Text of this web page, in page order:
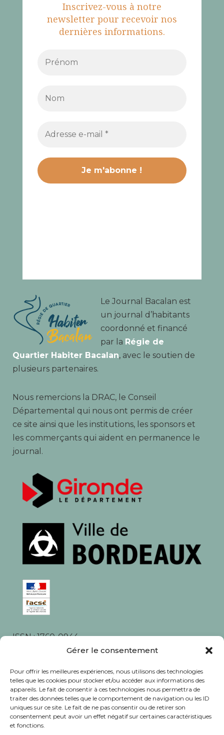
Gérer le consentement
Pour offrir les meilleures expériences, nous utilisons des technologies
telles que les cookies pour stocker et/ou accéder aux informations des
appareils. Le fait de consentir à ces technologies nous permettra de
traiter des données telles que le comportement de navigation ou les ID
uniques sur ce site. Le fait de ne pas consentir ou de retirer son
consentement peut avoir un effet négatif sur certaines caractéristiques
et fonctions.
Inscrivez-vous à notre
newsletter pour recevoir nos
dernières informations.
Le Journal Bacalan est
un journal d’habitants
coordonné et financé
par la Régie de
Quartier Habiter Bacalan, avec le soutien de
plusieurs partenaires.
Nous remercions la DRAC, le Conseil
Départemental qui nous ont permis de créer
ce site ainsi que les institutions, les sponsors et
les commerçants qui aident en permanence le
journal.
ISSN : 1760-0944
Rédaction, photos et corrections : habitants et
© Journal Bacalan 2024 - Tous droits